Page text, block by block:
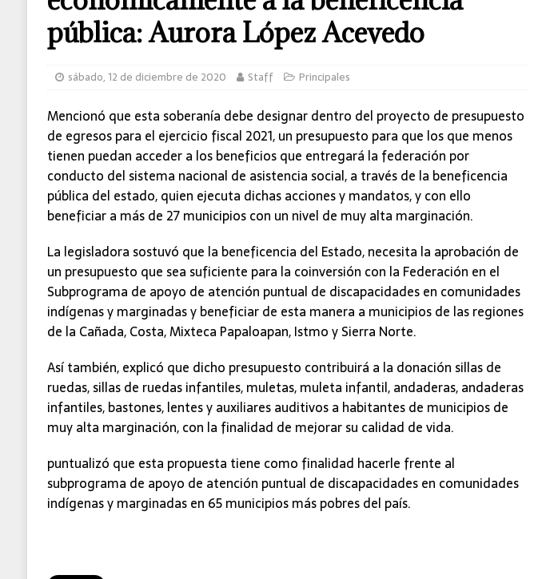
MUNDO
pública: Aurora López Acevedo
sábado, 12 de diciembre de 2020 Staff Principales
Mencionó que esta soberanía debe designar dentro del proyecto de presupuesto
de egresos para el ejercicio fiscal 2021, un presupuesto para que los que menos
tienen puedan acceder a los beneficios que entregará la federación por
conducto del sistema nacional de asistencia social, a través de la beneficencia
pública del estado, quien ejecuta dichas acciones y mandatos, y con ello
beneficiar a más de 27 municipios con un nivel de muy alta marginación.
La legisladora sostuvó que la beneficencia del Estado, necesita la aprobación de
un presupuesto que sea suficiente para la coinversión con la Federación en el
Subprograma de apoyo de atención puntual de discapacidades en comunidades
indígenas y marginadas y beneficiar de esta manera a municipios de las regiones
de la Cañada, Costa, Mixteca Papaloapan, Istmo y Sierra Norte.
Así también, explicó que dicho presupuesto contribuirá a la donación sillas de
ruedas, sillas de ruedas infantiles, muletas, muleta infantil, andaderas, andaderas
infantiles, bastones, lentes y auxiliares auditivos a habitantes de municipios de
muy alta marginación, con la finalidad de mejorar su calidad de vida.
puntualizó que esta propuesta tiene como finalidad hacerle frente al
subprograma de apoyo de atención puntual de discapacidades en comunidades
indígenas y marginadas en 65 municipios más pobres del país.